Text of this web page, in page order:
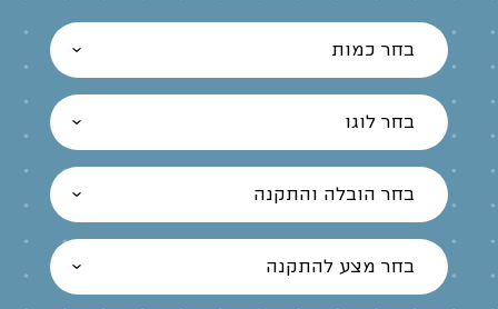
בחר כמות
בחר לוגו
בחר הובלה והתקנה
בחר מצע להתקנה